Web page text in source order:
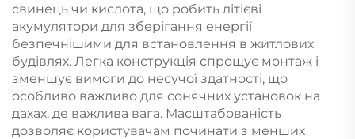
свинець чи кислота, що робить літієві
акумулятори для зберігання енергії
безпечнішими для встановлення в житлових
будівлях. Легка конструкція спрощує монтаж і
зменшує вимоги до несучої здатності, що
особливо важливо для сонячних установок на
дахах, де важлива вага. Масштабованість
дозволяє користувачам починати з менших